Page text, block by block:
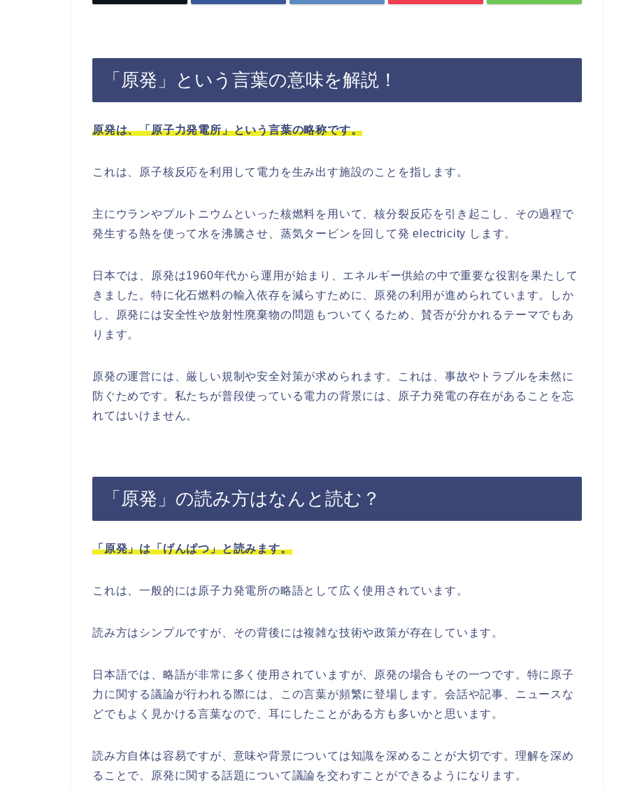
「原発」という言葉の意味を解説！
原発は、「原子力発電所」という言葉の略称です。
これは、原子核反応を利用して電力を生み出す施設のことを指します。
主にウランやプルトニウムといった核燃料を用いて、核分裂反応を引き起こし、その過程で
発生する熱を使って水を沸騰させ、蒸気タービンを回して発 electricity します。
日本では、原発は1960年代から運用が始まり、エネルギー供給の中で重要な役割を果たして
きました。特に化石燃料の輸入依存を減らすために、原発の利用が進められています。しか
し、原発には安全性や放射性廃棄物の問題もついてくるため、賛否が分かれるテーマでもあ
ります。
原発の運営には、厳しい規制や安全対策が求められます。これは、事故やトラブルを未然に
防ぐためです。私たちが普段使っている電力の背景には、原子力発電の存在があることを忘
れてはいけません。
「原発」の読み方はなんと読む？
「原発」は「げんぱつ」と読みます。
これは、一般的には原子力発電所の略語として広く使用されています。
読み方はシンプルですが、その背後には複雑な技術や政策が存在しています。
日本語では、略語が非常に多く使用されていますが、原発の場合もその一つです。特に原子
力に関する議論が行われる際には、この言葉が頻繁に登場します。会話や記事、ニュースな
どでもよく見かける言葉なので、耳にしたことがある方も多いかと思います。
読み方自体は容易ですが、意味や背景については知識を深めることが大切です。理解を深め
ることで、原発に関する話題について議論を交わすことができるようになります。